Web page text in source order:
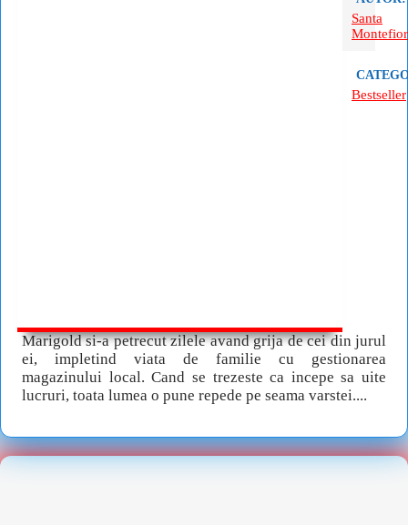
Santa
Bestseller
Marigold si-a petrecut zilele avand grija de cei din jurul
ei, impletind viata de familie cu gestionarea
magazinului local. Cand se trezeste ca incepe sa uite
lucruri, toata lumea o pune repede pe seama varstei....